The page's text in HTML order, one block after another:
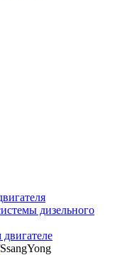
дизельного
SsangYong